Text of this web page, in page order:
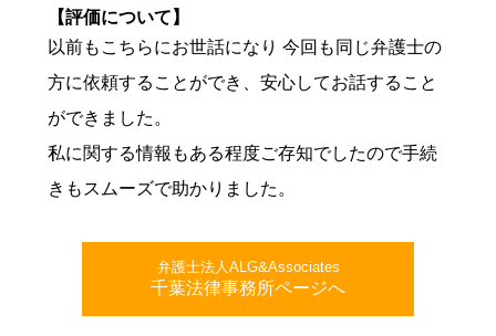
【評価について】
以前もこちらにお世話になり 今回も同じ弁護士の
方に依頼することができ、安心してお話すること
ができました。
私に関する情報もある程度ご存知でしたので手続
きもスムーズで助かりました。
弁護士法人ALG&Associates
千葉法律事務所ページへ